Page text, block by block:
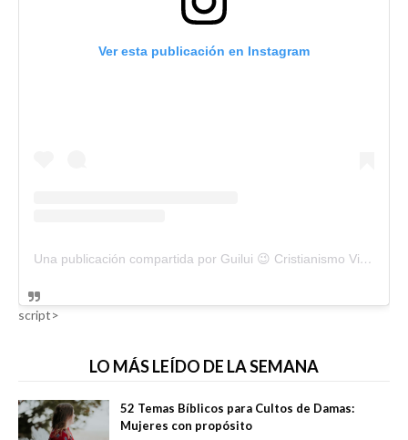
Ver esta publicación en Instagram
Una publicación compartida por Guilui 😉 Cristianismo Viral (@guiluiviral)
script>
LO MÁS LEÍDO DE LA SEMANA
52 Temas Bíblicos para Cultos de Damas:
Mujeres con propósito